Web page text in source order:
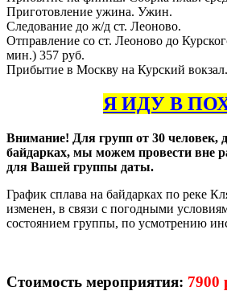
Приготовление ужина. Ужин.
Следование до ж/д ст. Леоново.
Отправление со ст. Леоново до
мин.) 357 руб.
Прибытие в Москву на Курский вокзал.
Я ИДУ В
Внимание! Для групп от 30 человек,
байдарках, мы можем провести вне
для Вашей группы даты.
График сплава на байдарках по реке
изменен, в связи с погодными
состоянием группы, по усмотрению
Стоимость мероприятия: 7900